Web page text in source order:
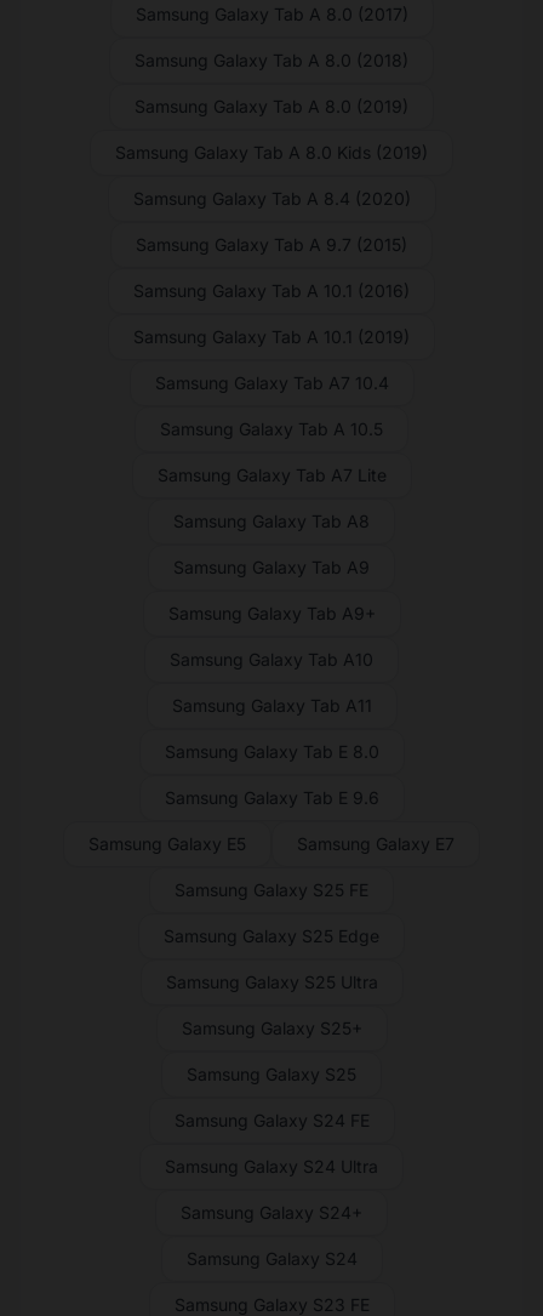
Samsung Galaxy Tab A 8.0 (2017)
Samsung Galaxy Tab A 8.0 (2018)
Samsung Galaxy Tab A 8.0 (2019)
Samsung Galaxy Tab A 8.0 Kids (2019)
Samsung Galaxy Tab A 8.4 (2020)
Samsung Galaxy Tab A 9.7 (2015)
Samsung Galaxy Tab A 10.1 (2016)
Samsung Galaxy Tab A 10.1 (2019)
Samsung Galaxy Tab A7 10.4
Samsung Galaxy Tab A 10.5
Samsung Galaxy Tab A7 Lite
Samsung Galaxy Tab A8
Samsung Galaxy Tab A9
Samsung Galaxy Tab A9+
Samsung Galaxy Tab A10
Samsung Galaxy Tab A11
Samsung Galaxy Tab E 8.0
Samsung Galaxy Tab E 9.6
Samsung Galaxy E5 Samsung Galaxy E7
Samsung Galaxy S25 FE
Samsung Galaxy S25 Edge
Samsung Galaxy S25 Ultra
Samsung Galaxy S25+
Samsung Galaxy S25
Samsung Galaxy S24 FE
Samsung Galaxy S24 Ultra
Samsung Galaxy S24+
Samsung Galaxy S24
Samsung Galaxy S23 FE